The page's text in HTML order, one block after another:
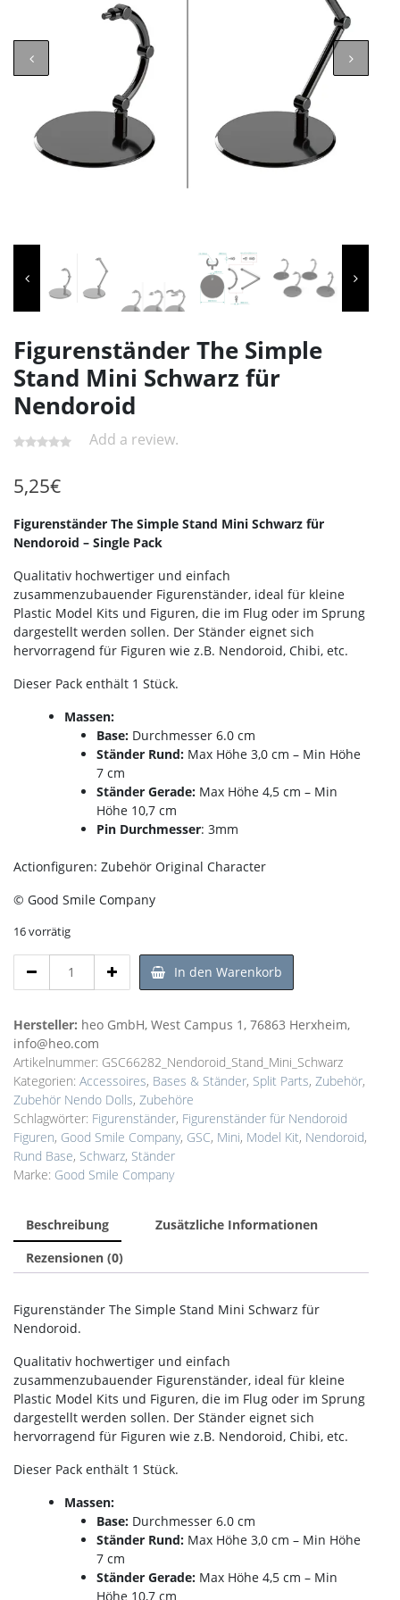
Figurenständer The Simple
Stand Mini Schwarz für
Nendoroid
Add a review.
5,25€
Figurenständer The Simple Stand Mini Schwarz für
Nendoroid – Single Pack
Qualitativ hochwertiger und einfach
zusammenzubauender Figurenständer, ideal für kleine
Plastic Model Kits und Figuren, die im Flug oder im Sprung
dargestellt werden sollen. Der Ständer eignet sich
hervorragend für Figuren wie z.B. Nendoroid, Chibi, etc.
Dieser Pack enthält 1 Stück.
Massen:
Base: Durchmesser 6.0 cm
Ständer Rund: Max Höhe 3,0 cm – Min Höhe
7 cm
Ständer Gerade: Max Höhe 4,5 cm – Min
Höhe 10,7 cm
Pin Durchmesser: 3mm
Actionfiguren: Zubehör Original Character
© Good Smile Company
16 vorrätig
Stand
Mini
Schwarz
für
Nendoroid
Menge
In den Warenkorb
Hersteller: heo GmbH, West Campus 1, 76863 Herxheim,
info@heo.com
Artikelnummer: GSC66282_Nendoroid_Stand_Mini_Schwarz
Kategorien: Accessoires, Bases & Ständer, Split Parts, Zubehör,
Zubehör Nendo Dolls, Zubehöre
Schlagwörter: Figurenständer, Figurenständer für Nendoroid
Figuren, Good Smile Company, GSC, Mini, Model Kit, Nendoroid,
Rund Base, Schwarz, Ständer
Marke: Good Smile Company
Beschreibung
Zusätzliche Informationen
Rezensionen (0)
Figurenständer The Simple Stand Mini Schwarz für
Nendoroid.
Qualitativ hochwertiger und einfach
zusammenzubauender Figurenständer, ideal für kleine
Plastic Model Kits und Figuren, die im Flug oder im Sprung
dargestellt werden sollen. Der Ständer eignet sich
hervorragend für Figuren wie z.B. Nendoroid, Chibi, etc.
Dieser Pack enthält 1 Stück.
Massen:
Base: Durchmesser 6.0 cm
Ständer Rund: Max Höhe 3,0 cm – Min Höhe
7 cm
Ständer Gerade: Max Höhe 4,5 cm – Min
Höhe 10,7 cm